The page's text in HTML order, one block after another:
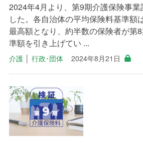
2024年4月より、第9期介護保険事業
した。各自治体の平均保険料基準額
最高額となり、約半数の保険者が第
準額を引き上げてい ...
介護│ 行政･団体 2024年8月21日